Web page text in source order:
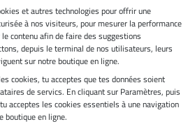
et autres technologies pour offrir une
à nos visiteurs, pour mesurer la performance
contenu afin de faire des suggestions
depuis le terminal de nos utilisateurs, leurs
sur notre boutique en ligne.
cookies, tu acceptes que tes données soient
de servics. En cliquant sur Paramètres, puis
acceptes les cookies essentiels à une navigation
boutique en ligne.